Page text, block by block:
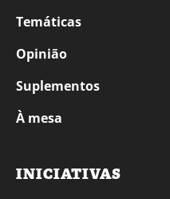
Temáticas
Opinião
Suplementos
À mesa
INICIATIVAS